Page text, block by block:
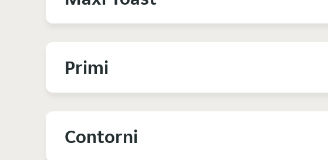
Primi
Contorni